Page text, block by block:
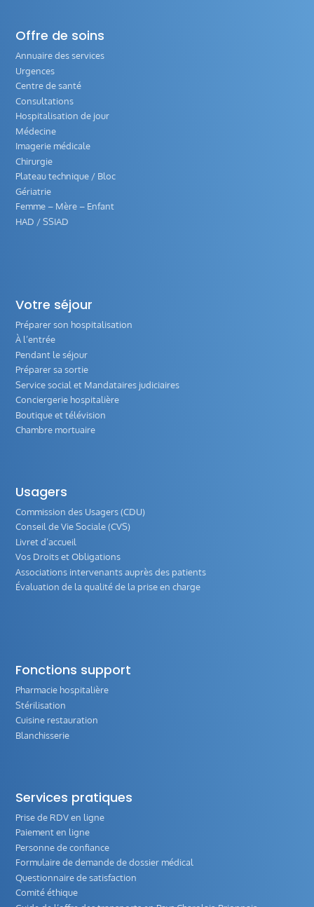
Offre de soins
Annuaire des services
Urgences
Centre de santé
Consultations
Hospitalisation de jour
Médecine
Imagerie médicale
Chirurgie
Plateau technique / Bloc
Gériatrie
Femme – Mère – Enfant
HAD / SSIAD
Votre séjour
Préparer son hospitalisation
À l’entrée
Pendant le séjour
Préparer sa sortie
Service social et Mandataires judiciaires
Conciergerie hospitalière
Boutique et télévision
Chambre mortuaire
Usagers
Commission des Usagers (CDU)
Conseil de Vie Sociale (CVS)
Livret d’accueil
Vos Droits et Obligations
Associations intervenants auprès des patients
Évaluation de la qualité de la prise en charge
Fonctions support
Pharmacie hospitalière
Stérilisation
Cuisine restauration
Blanchisserie
Services pratiques
Prise de RDV en ligne
Paiement en ligne
Personne de confiance
Formulaire de demande de dossier médical
Questionnaire de satisfaction
Comité éthique